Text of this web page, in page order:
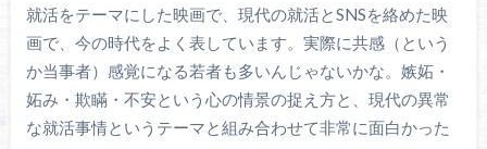
就活をテーマにした映画で、現代の就活とSNSを絡めた映
画で、今の時代をよく表しています。実際に共感（という
か当事者）感覚になる若者も多いんじゃないかな。嫉妬・
妬み・欺瞞・不安という心の情景の捉え方と、現代の異常
な就活事情というテーマと組み合わせて非常に面白かった